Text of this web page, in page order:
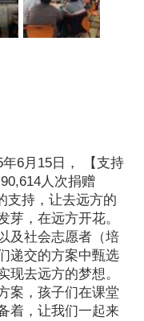
6月15日， 【支持
人次捐赠
支持，让去远方的
芽，在远方开花。
及社会志愿者（培
递交的方案中甄选
现去远方的梦想。
案，孩子们在课堂
着，让我们一起来